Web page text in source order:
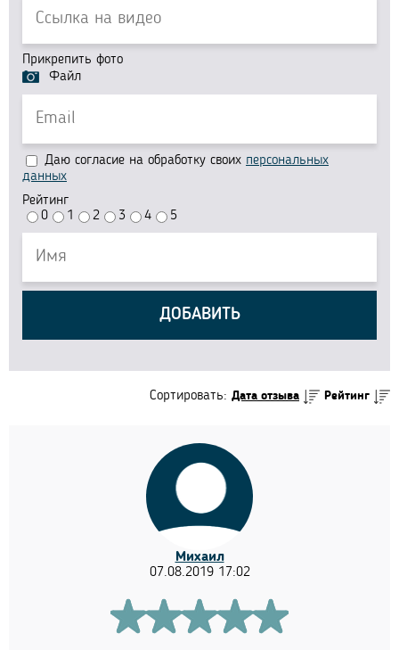
Прикрепить фото
Файл
Даю согласие на обработку своих персональных
данных
Рейтинг
0
1 2 3 4 5
ДОБАВИТЬ
Сортировать: Дата отзыва Рейтинг
Михаил
07.08.2019 17:02